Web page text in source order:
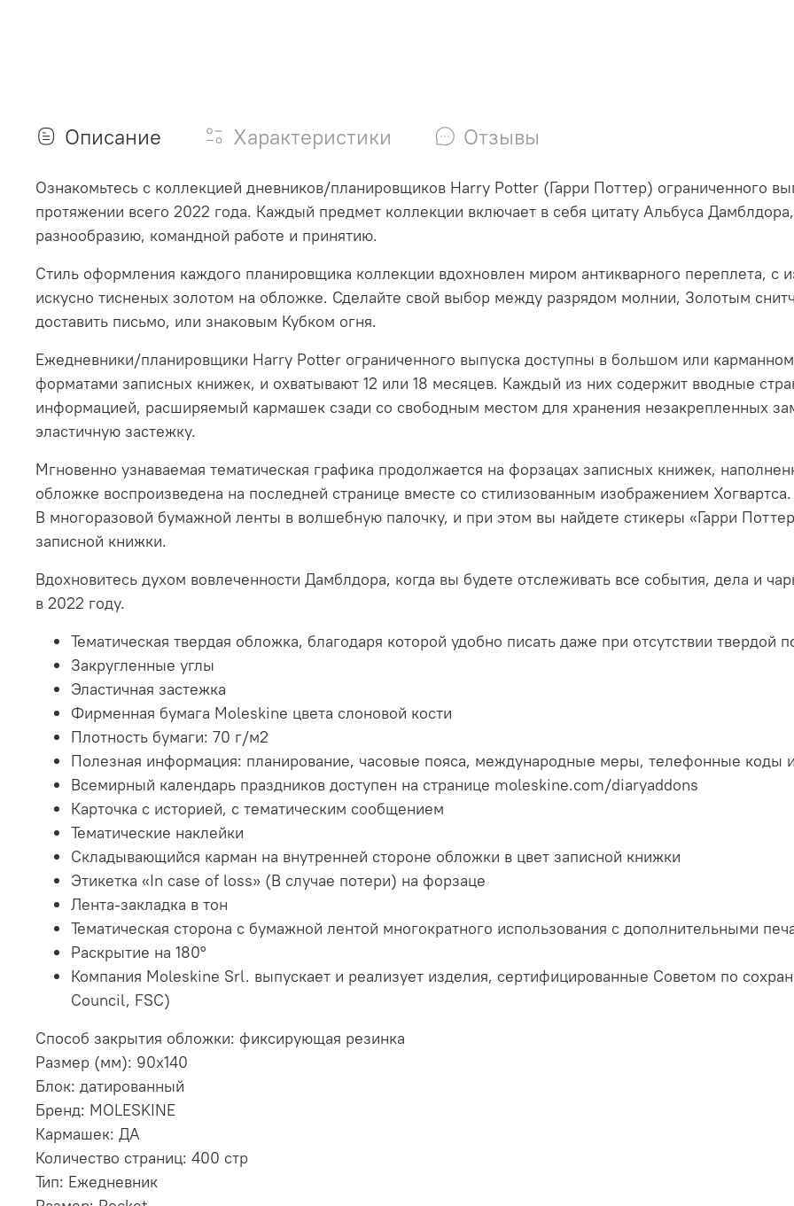
Описание Характеристики Отзывы
Ознакомьтесь с коллекцией дневников/планировщиков Harry Potter (Гарри Поттер) ограниченного
протяжении всего 2022 года. Каждый предмет коллекции включает в себя цитату Альбуса
разнообразию, командной работе и принятию.
Стиль оформления каждого планировщика коллекции вдохновлен миром антикварного переплета, с
искусно тисненых золотом на обложке. Сделайте свой выбор между разрядом молнии, Золотым
доставить письмо, или знаковым Кубком огня.
Ежедневники/планировщики Harry Potter ограниченного выпуска доступны в большом или
форматами записных книжек, и охватывают 12 или 18 месяцев. Каждый из них содержит вводные
информацией, расширяемый кармашек сзади со свободным местом для хранения незакрепленных
эластичную застежку.
Мгновенно узнаваемая тематическая графика продолжается на форзацах записных книжек,
обложке воспроизведена на последней странице вместе со стилизованным изображением
B многоразовой бумажной ленты в волшебную палочку, и при этом вы найдете стикеры «Гарри
записной книжки.
Вдохновитесь духом вовлеченности Дамблдора, когда вы будете отслеживать все события, дела и
в 2022 году.
Тематическая твердая обложка, благодаря которой удобно писать даже при отсутствии твердой
Закругленные углы
Эластичная застежка
Фирменная бумага Moleskine цвета слоновой кости
Плотность бумаги: 70 г/м2
Полезная информация: планирование, часовые пояса, международные меры, телефонные коды
Всемирный календарь праздников доступен на странице moleskine.com/diaryaddons
Карточка с историей, с тематическим сообщением
Тематические наклейки
Складывающийся карман на внутренней стороне обложки в цвет записной книжки
Этикетка «In case of loss» (В случае потери) на форзаце
Лента-закладка в тон
Тематическая сторона с бумажной лентой многократного использования с дополнительными
Раскрытие на 180°
Компания Moleskine Srl. выпускает и реализует изделия, сертифицированные Советом по
Council, FSC)
Способ закрытия обложки: фиксирующая резинка
Размер (мм): 90x140
Блок: датированный
Бренд: MOLESKINE
Кармашек: ДА
Количество страниц: 400 стр
Тип: Ежедневник